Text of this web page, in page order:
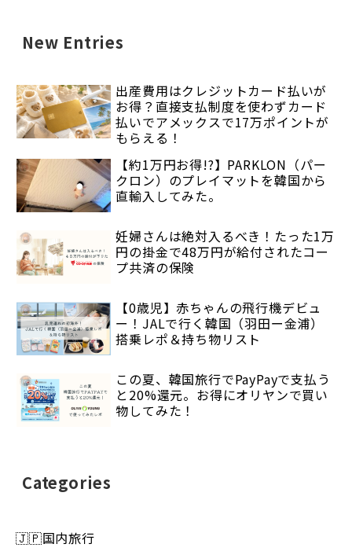
New Entries
出産費用はクレジットカード払いが
お得？直接支払制度を使わずカード
払いでアメックスで17万ポイントが
もらえる！
【約1万円お得!?】PARKLON（パー
クロン）のプレイマットを韓国から
直輸入してみた。
妊婦さんは絶対入るべき！たった1万
円の掛金で48万円が給付されたコー
プ共済の保険
【0歳児】赤ちゃんの飛行機デビュ
ー！JALで行く韓国（羽田ー金浦）
搭乗レポ＆持ち物リスト
この夏、韓国旅行でPayPayで支払う
と20%還元。お得にオリヤンで買い
物してみた！
Categories
🇯🇵国内旅行